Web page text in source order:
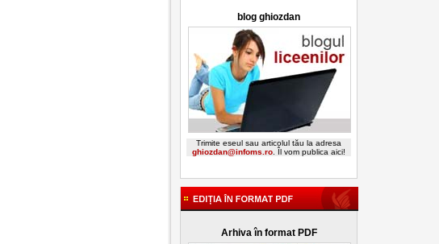
blog ghiozdan
Trimite eseul sau articolul tău la adresa
ghiozdan@infoms.ro . Îl vom publica aici!
Arhiva în format PDF